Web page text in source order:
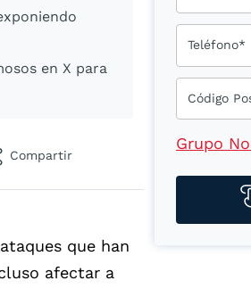
en X para
Compartir
que han
afectar a
Teléfono*
Código
Grupo
medios